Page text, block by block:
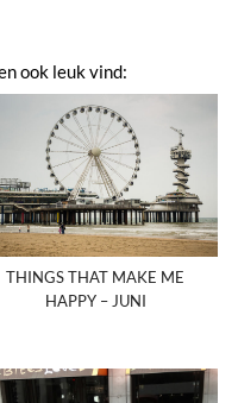
ook leuk vind:
THINGS THAT MAKE ME
HAPPY – JUNI